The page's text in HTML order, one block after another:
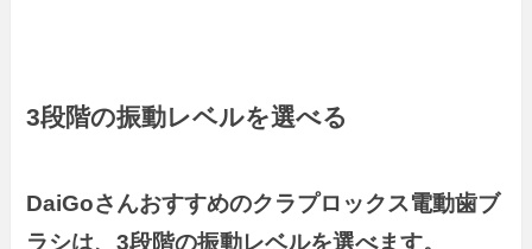
3段階の振動レベルを選べる
DaiGoさんおすすめのクラプロックス電動歯ブ
ラシは、3段階の振動レベルを選べます。